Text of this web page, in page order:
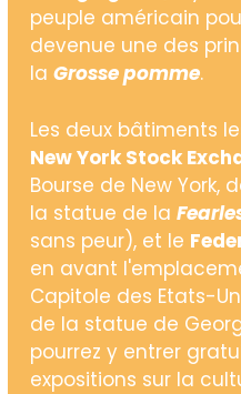
peuple américain
devenue une des
laGrosse pomme.
Les deux bâtiments
New York Stock
Bourse de New York,
la statue de la
sans peur), et le
en avant
Capitole des Etats-
de la statue de
pourrez y entrer
expositions sur la